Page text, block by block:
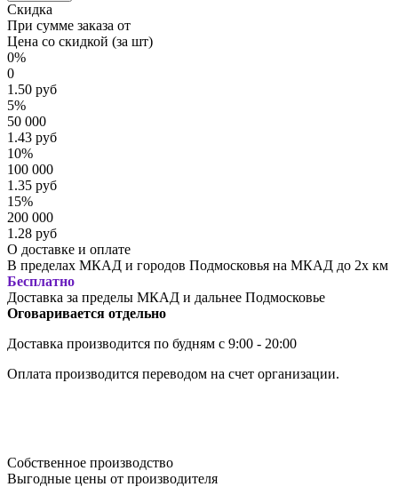
Скидка
При сумме заказа от
Цена со скидкой (за шт)
0%
0
1.50 руб
5%
50 000
1.43 руб
10%
100 000
1.35 руб
15%
200 000
1.28 руб
О доставке и оплате
В пределах МКАД и городов Подмосковья на МКАД до 2х км
Бесплатно
Доставка за пределы МКАД и дальнее Подмосковье
Оговаривается отдельно
Доставка производится по будням с 9:00 - 20:00
Оплата производится переводом на счет организации.
Собственное производство
Выгодные цены от производителя